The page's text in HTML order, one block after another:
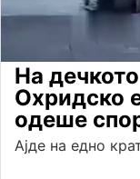
На
Охридско
одеше
Ајде на едно